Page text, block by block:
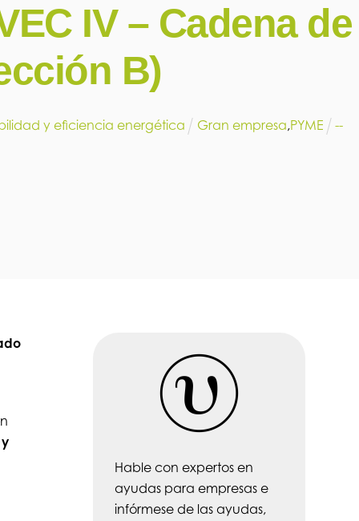
IV – Cadena de
B)
y eficiencia energética Gran empresa,PYME
--
Hable con expertos en
ayudas para empresas e
infórmese de las ayudas,